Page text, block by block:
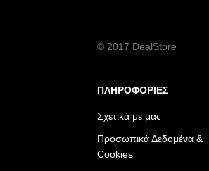
© 2017 DealStore
ΠΛΗΡΟΦΟΡΙΕΣ
Σχετικά με μας
Προσωπικά Δεδομένα &
Cookies